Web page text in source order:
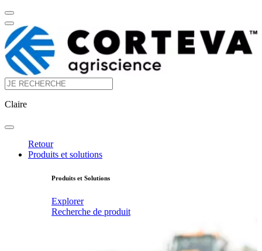
Claire
Retour
Produits et solutions
Produits et Solutions
Explorer
Recherche de produit